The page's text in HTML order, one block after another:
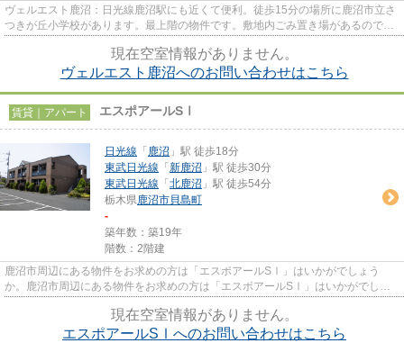
ヴェルエスト鹿沼：日光線鹿沼駅にも近くて便利。徒歩15分の場所に鹿沼市立さ
つきが丘小学校があります。最上階の物件です。敷地内ごみ置き場があるので、
現在空室情報がありません。
ヴェルエスト鹿沼へのお問い合わせはこちら
賃貸｜アパート エスポアールSⅠ
日光線 「 鹿沼 」駅 徒歩18分
東武日光線 「 新鹿沼 」駅 徒歩30分
東武日光線 「 北鹿沼 」駅 徒歩54分
栃木県鹿沼市貝島町
-
築年数：築19年
階数：2階建
鹿沼市周辺にある物件をお求めの方は「エスポアールSⅠ」はいかがでしょう
か。鹿沼市周辺にある物件をお求めの方は「エスポアールSⅠ」はいかがでしょ
現在空室情報がありません。
エスポアールSⅠへのお問い合わせはこちら